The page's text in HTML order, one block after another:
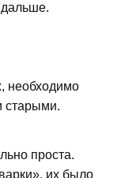
дальше.
необходимо
старыми.
проста.
их было